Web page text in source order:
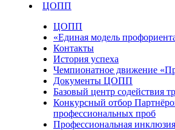
ЦОПП
ЦОПП
«Единая модель
Контакты
История успеха
Чемпионатное движение
Документы ЦОПП
Базовый центр содействия
Конкурсный отбор
профессиональных проб
Профессиональная инклюзия